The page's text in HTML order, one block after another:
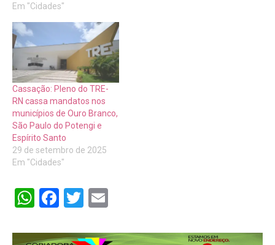
Em "Cidades"
Cassação: Pleno do TRE-
RN cassa mandatos nos
municípios de Ouro Branco,
São Paulo do Potengi e
Espírito Santo
29 de setembro de 2025
Em "Cidades"
WhatsApp
Facebook
Twitter